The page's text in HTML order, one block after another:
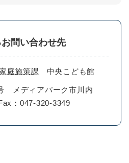
問い合わせ先
庭施策課 中央こども館
メディアパーク市川内
：047‐320‐3349